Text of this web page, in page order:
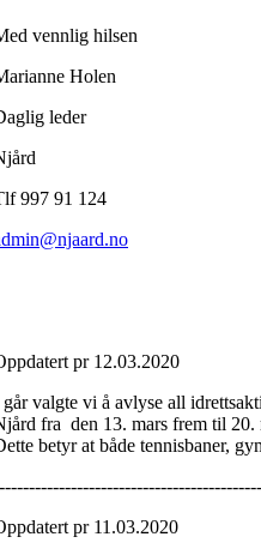
vennlig hilsen
Holen
leder
997 91 124
pr 12.03.2020
valgte vi å avlyse all
fra den 13. mars frem til 20.
betyr at både tennisbaner,
pr 11.03.2020